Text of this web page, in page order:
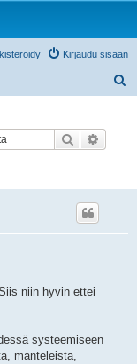
Kirjaudu sisään
Etsi
niin hyvin ettei
systeemiseen
manteleista,